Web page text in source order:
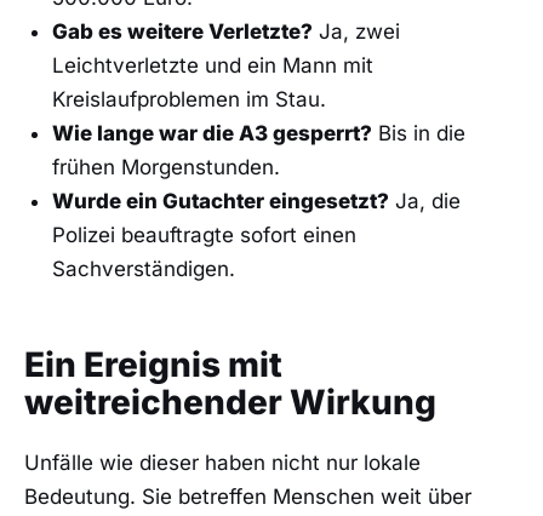
Gab es weitere Verletzte? Ja, zwei
Leichtverletzte und ein Mann mit
Kreislaufproblemen im Stau.
Wie lange war die A3 gesperrt? Bis in die
frühen Morgenstunden.
Wurde ein Gutachter eingesetzt? Ja, die
Polizei beauftragte sofort einen
Sachverständigen.
Ein Ereignis mit
weitreichender Wirkung
Unfälle wie dieser haben nicht nur lokale
Bedeutung. Sie betreffen Menschen weit über